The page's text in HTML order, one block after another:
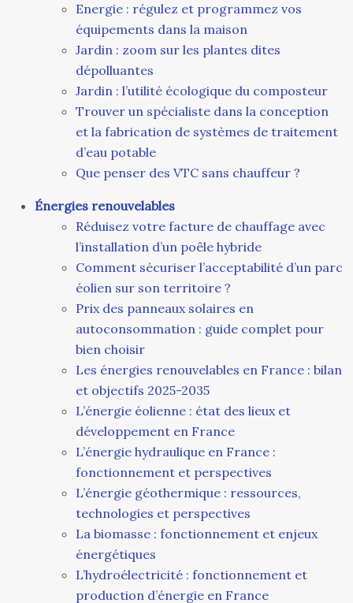
Energie : régulez et programmez vos
équipements dans la maison
Jardin : zoom sur les plantes dites
dépolluantes
Jardin : l’utilité écologique du composteur
Trouver un spécialiste dans la conception
et la fabrication de systèmes de traitement
d’eau potable
Que penser des VTC sans chauffeur ?
Énergies renouvelables
Réduisez votre facture de chauffage avec
l’installation d’un poêle hybride
Comment sécuriser l’acceptabilité d’un parc
éolien sur son territoire ?
Prix des panneaux solaires en
autoconsommation : guide complet pour
bien choisir
Les énergies renouvelables en France : bilan
et objectifs 2025-2035
L’énergie éolienne : état des lieux et
développement en France
L’énergie hydraulique en France :
fonctionnement et perspectives
L’énergie géothermique : ressources,
technologies et perspectives
La biomasse : fonctionnement et enjeux
énergétiques
L’hydroélectricité : fonctionnement et
production d’énergie en France